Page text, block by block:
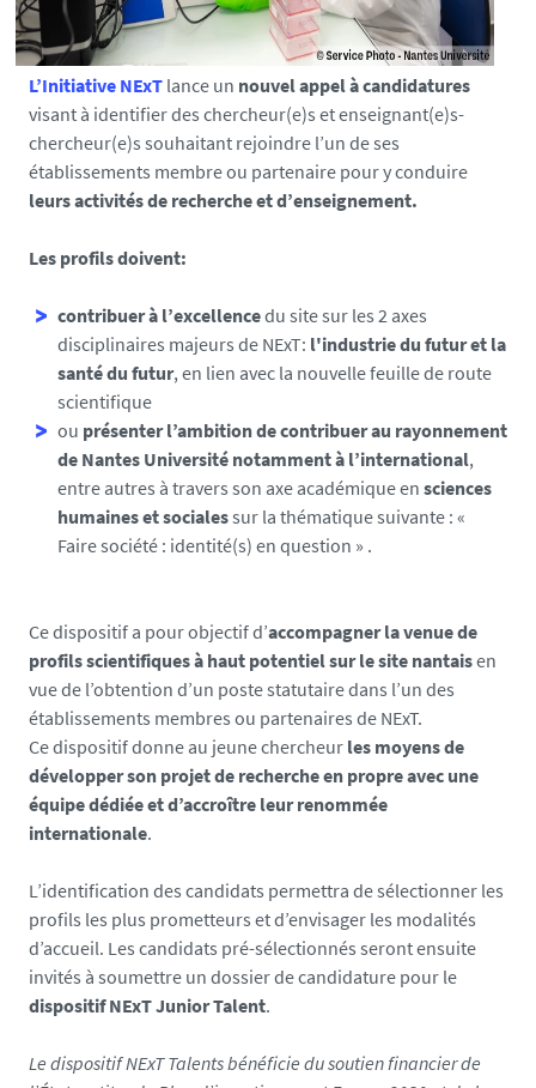
a
s
/
o
t
0
9
-
5
c
1
7
-
m
e
7
L’Initiative NExT lance un nouvel appel à candidatures
visant à identifier des chercheur(e)s et enseignant(e)s-
chercheur(e)s souhaitant rejoindre l’un de ses
établissements membre ou partenaire pour y conduire
leurs activités de recherche et d’enseignement.
Les profils doivent:
contribuer à l’excellencedu site sur les 2 axes
disciplinaires majeurs de NExT: l'industrie du futur et la
santé du futur, en lien avec la nouvelle feuille de route
scientifique
ou présenter l’ambition de contribuer au rayonnement
de Nantes Université notamment à l’international,
entre autres à travers son axe académique en sciences
humaines et socialessur la thématique suivante : «
Faire société : identité(s) en question » .
Ce dispositif a pour objectif d’accompagner la venue de
profils scientifiques à haut potentiel sur le site nantaisen
vue de l’obtention d’un poste statutaire dans l’un des
établissements membres ou partenaires de NExT.
Ce dispositif donne au jeune chercheur les moyens de
développer son projet de recherche en propre avec une
équipe dédiée et d’accroître leur renommée
internationale.
L’identification des candidats permettra de sélectionner les
profils les plus prometteurs et d’envisager les modalités
d’accueil. Les candidats pré-sélectionnés seront ensuite
invités à soumettre un dossier de candidature pour le
dispositif NExT Junior Talent.
Le dispositif NExT Talents bénéficie du soutien financier de